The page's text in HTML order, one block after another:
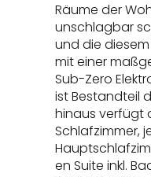
Räume der
unschlagbar
und die
mit einer
Sub-Zero
ist Bestandteil
hinaus verfügt
Schlafzimmer,
en Suite inkl.